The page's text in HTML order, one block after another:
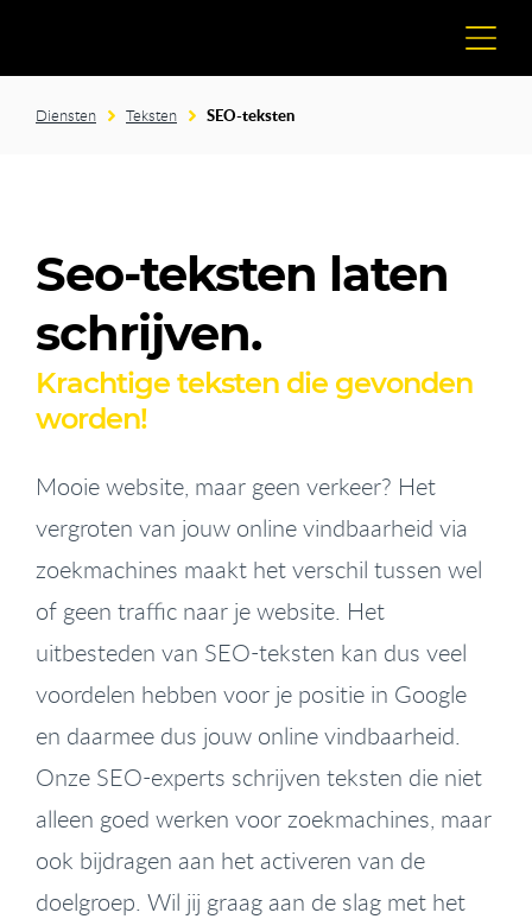
Diensten Teksten SEO-teksten
Seo-teksten laten
schrijven.
Krachtige teksten die gevonden
worden!
Mooie website, maar geen verkeer? Het
vergroten van jouw online vindbaarheid via
zoekmachines maakt het verschil tussen wel
of geen traffic naar je website. Het
uitbesteden van SEO-teksten kan dus veel
voordelen hebben voor je positie in Google
en daarmee dus jouw online vindbaarheid.
Onze SEO-experts schrijven teksten die niet
alleen goed werken voor zoekmachines, maar
ook bijdragen aan het activeren van de
doelgroep. Wil jij graag aan de slag met het